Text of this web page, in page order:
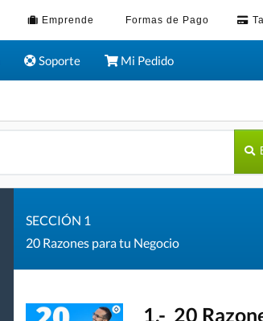
Emprende Formas de Pago
Soporte Mi Pedido
SECCIÓN 1
20 Razones para tu Negocio
1.- 20